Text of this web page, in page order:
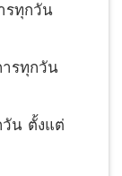
รทุกวัน
รทุกวัน
วัน ตั้งแต่